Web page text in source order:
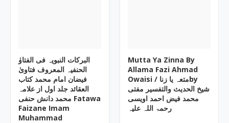
البرکات النبویہ فی الفتاوٰ
الحنفیہ المعروف فتاویٰ
فیضان امام محمد کتاب
العقائد جلد اول از علامہ
محمد دانش حنفی Fatawa
Faizane Imam
Muhammad
Mutta Ya Zinna By
Allama Fazi Ahmad
Owaisi ‎/ متعہ یا زناby
محمد فیض احمد اویسی
رحمۃ اللہ علیہ